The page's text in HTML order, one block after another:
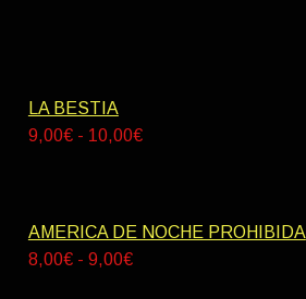
LA BESTIA
9,00€ - 10,00€Rango
9,00€
AMERICA DE NOCHE PROHIBIDA
8,00€ - 9,00€Rango